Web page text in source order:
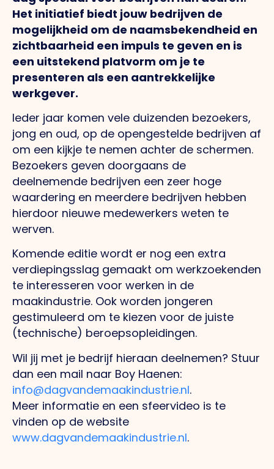
Het initiatief biedt jouw bedrijven de
mogelijkheid om de naamsbekendheid en
zichtbaarheid een impuls te geven en is
een uitstekend platvorm om je te
presenteren als een aantrekkelijke
werkgever.
Ieder jaar komen vele duizenden bezoekers,
jong en oud, op de opengestelde bedrijven af
om een kijkje te nemen achter de schermen.
Bezoekers geven doorgaans de
deelnemende bedrijven een zeer hoge
waardering en meerdere bedrijven hebben
hierdoor nieuwe medewerkers weten te
werven.
Komende editie wordt er nog een extra
verdiepingsslag gemaakt om werkzoekenden
te interesseren voor werken in de
maakindustrie. Ook worden jongeren
gestimuleerd om te kiezen voor de juiste
(technische) beroepsopleidingen.
Wil jij met je bedrijf hieraan deelnemen? Stuur
dan een mail naar Boy Haenen:
info@dagvandemaakindustrie.nl.
Meer informatie en een sfeervideo is te
vinden op de website
www.dagvandemaakindustrie.nl.